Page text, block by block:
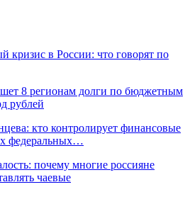
кризис в России: что говорят по
8 регионам долги по бюджетным
рублей
кто контролирует финансовые
федеральных…
почему многие россияне
чаевые